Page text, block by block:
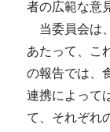
者の広範な意
当委員会は
あたって、こ
の報告では、
連携によって
て、それぞれ